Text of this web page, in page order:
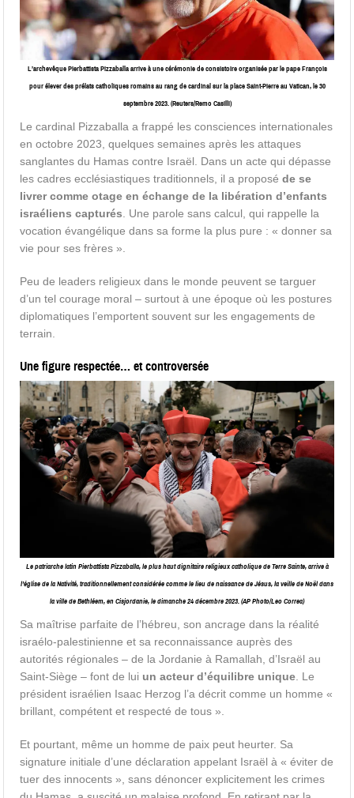
L’archevêque Pierbattista Pizzaballa arrive à une cérémonie de consistoire organisée par le pape François
pour élever des prélats catholiques romains au rang de cardinal sur la place Saint-Pierre au Vatican, le 30
septembre 2023. (Reuters/Remo Casilli)
Le cardinal Pizzaballa a frappé les consciences internationales
en octobre 2023, quelques semaines après les attaques
sanglantes du Hamas contre Israël. Dans un acte qui dépasse
les cadres ecclésiastiques traditionnels, il a proposéde se
livrer comme otage en échange de la libération d’enfants
israéliens capturés. Une parole sans calcul, qui rappelle la
vocation évangélique dans sa forme la plus pure : « donner sa
vie pour ses frères ».
Peu de leaders religieux dans le monde peuvent se targuer
d’un tel courage moral – surtout à une époque où les postures
diplomatiques l’emportent souvent sur les engagements de
terrain.
Une figure respectée… et controversée
Le patriarche latin Pierbattista Pizzaballa, le plus haut dignitaire religieux catholique de Terre Sainte, arrive à
l’église de la Nativité, traditionnellement considérée comme le lieu de naissance de Jésus, la veille de Noël dans
la ville de Bethléem, en Cisjordanie, le dimanche 24 décembre 2023. (AP Photo/Leo Correa)
Sa maîtrise parfaite de l’hébreu, son ancrage dans la réalité
israélo-palestinienne et sa reconnaissance auprès des
autorités régionales – de la Jordanie à Ramallah, d’Israël au
Saint-Siège – font de lui un acteur d’équilibre unique . Le
président israélien Isaac Herzog l’a décrit comme un homme «
brillant, compétent et respecté de tous ».
Et pourtant, même un homme de paix peut heurter. Sa
signature initiale d’une déclaration appelant Israël à « éviter de
tuer des innocents », sans dénoncer explicitement les crimes